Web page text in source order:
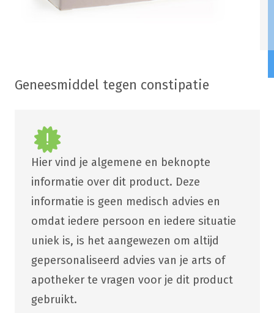
Geneesmiddel tegen constipatie
Hier vind je algemene en beknopte
informatie over dit product. Deze
informatie is geen medisch advies en
omdat iedere persoon en iedere situatie
uniek is, is het aangewezen om altijd
gepersonaliseerd advies van je arts of
apotheker te vragen voor je dit product
gebruikt.